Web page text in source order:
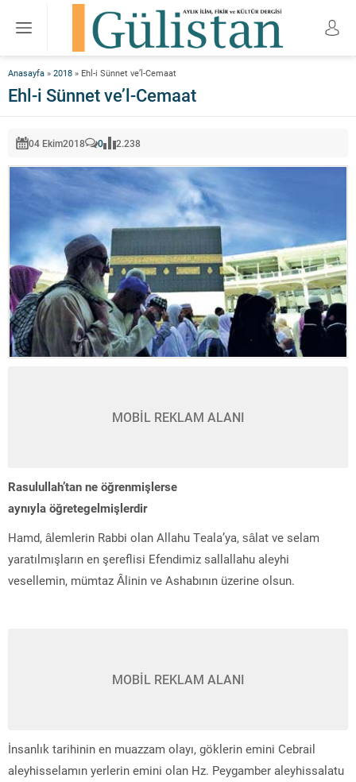
Anasayfa » 2018 » Ehl-i Sünnet ve’l-Cemaat
Ehl-i Sünnet ve’l-Cemaat
04 Ekim2018 0 2.238
MOBİL REKLAM ALANI
Rasulullah’tan ne öğrenmişlerse
aynıyla öğretegelmişlerdir
Hamd, âlemlerin Rabbi olan Allahu Teala’ya, sâlat ve selam
yaratılmışların en şereflisi Efendimiz sallallahu aleyhi
vesellemin, mümtaz Âlinin ve Ashabının üzerine olsun.
MOBİL REKLAM ALANI
İnsanlık tarihinin en muazzam olayı, göklerin emini Cebrail
aleyhisselamın yerlerin emini olan Hz. Peygamber aleyhissalatu